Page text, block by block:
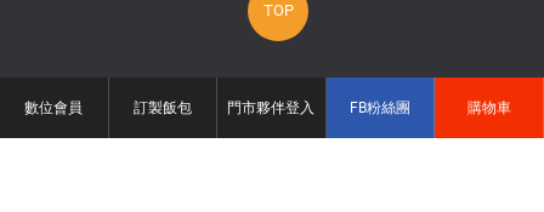
數位會員 訂製飯包 門市夥伴登入 FB粉絲團 購物車
TOP